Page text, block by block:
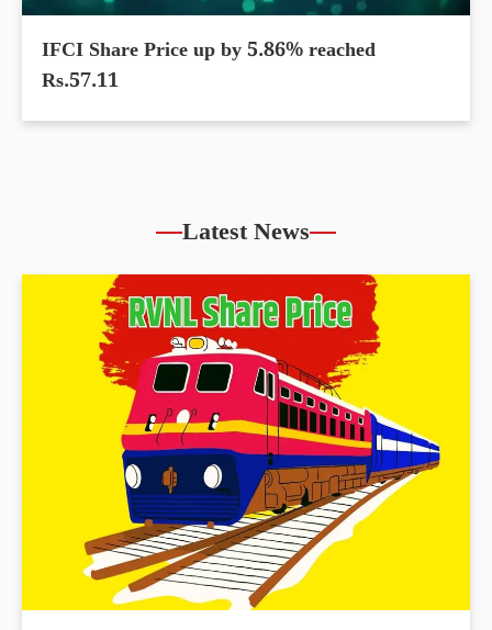
IFCI Share Price up by 5.86% reached
Rs.57.11
Latest News